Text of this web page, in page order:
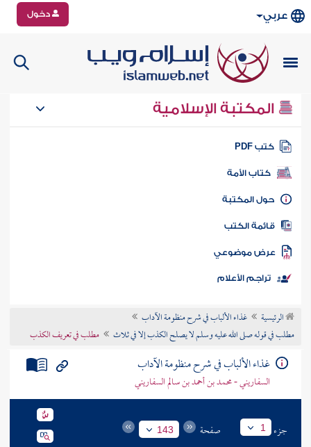
عربي دخول
المكتبة الإسلامية
كتب PDF
كتاب الأمة
المكتبة
الكتب
موضوعي
تراجم الأعلام
الرئيسية
غذاء الألباب في شرح منظومة الآداب
مطلب في قوله صلى الله عليه وسلم لا يصلح الكذب إلا في ثلاث
مطلب في تعريف الكذب
غذاء الألباب في شرح منظومة الآداب
السفاريني - محمد بن أحمد بن سالم السفاريني
جزء 1 صفحة 143